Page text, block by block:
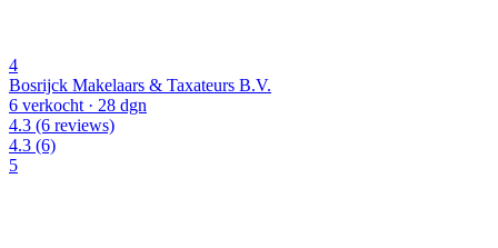
4
Bosrijck Makelaars & Taxateurs B.V.
6 verkocht· 28 dgn
4.3 (6 reviews)
4.3 (6)
5